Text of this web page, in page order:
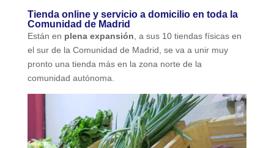
Tienda online y servicio a domicilio en toda la
Comunidad de Madrid
Están en plena expansión, a sus 10 tiendas físicas en
el sur de la Comunidad de Madrid, se va a unir muy
pronto una tienda más en la zona norte de la
comunidad autónoma.